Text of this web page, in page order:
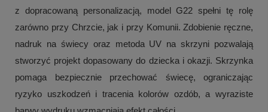
z dopracowaną personalizacją, model G22 spełni tę rolę
zarówno przy Chrzcie, jak i przy Komunii. Zdobienie ręczne,
nadruk na świecy oraz metoda UV na skrzyni pozwalają
stworzyć projekt dopasowany do dziecka i okazji. Skrzynka
pomaga bezpiecznie przechować świecę, ograniczając
ryzyko uszkodzeń i tracenia kolorów ozdób, a wyraziste